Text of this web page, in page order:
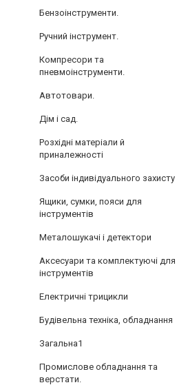
Бензоінструменти.
Ручний інструмент.
Компресори та
пневмоінструменти.
Автотовари.
Дім і сад.
Розхідні матеріали й
приналежності
Засоби індивідуального захисту
Ящики, сумки, пояси для
інструментів
Металошукачі і детектори
Аксесуари та комплектуючі для
інструментів
Електричні трицикли
Будівельна техніка, обладнання
Загальна1
Промислове обладнання та
верстати.